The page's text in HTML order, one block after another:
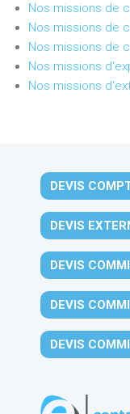
Nos missions de
Nos missions de
Nos missions de
Nos missions
Nos missions
DEVIS
DEVIS
DEVIS
DEVIS
DEVIS